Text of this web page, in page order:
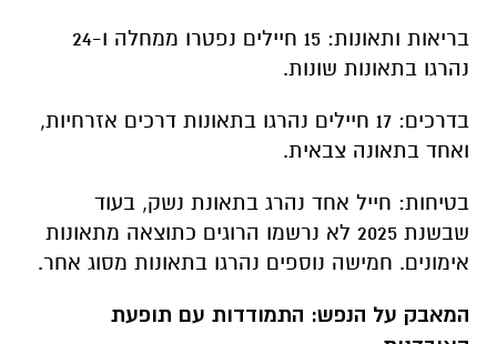
בריאות ותאונות: 15 חיילים נפטרו ממחלה ו-24
נהרגו בתאונות שונות.
בדרכים: 17 חיילים נהרגו בתאונות דרכים אזרחיות,
ואחד בתאונה צבאית.
בטיחות: חייל אחד נהרג בתאונת נשק, בעוד
שבשנת 2025 לא נרשמו הרוגים כתוצאה מתאונות
אימונים. חמישה נוספים נהרגו בתאונות מסוג אחר.
המאבק על הנפש: התמודדות עם תופעת